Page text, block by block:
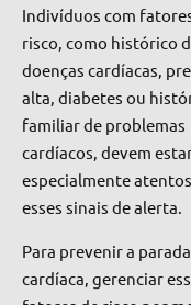
Indivíduos com
risco, como histórico
doenças cardíacas,
alta, diabetes ou
familiar de problemas
cardíacos, devem
especialmente
esses sinais de alerta.
Para prevenir a parada
cardíaca, gerenciar